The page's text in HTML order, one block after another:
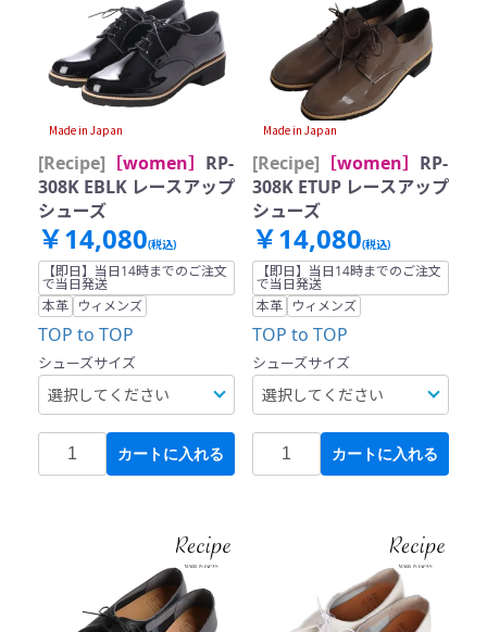
Made in Japan
[Recipe] ［women］ RP-
308K EBLK レースアップ
シューズ
￥14,080(税込)
【即日】当日14時までのご注文
で当日発送
本革 ウィメンズ
TOP to TOP
シューズサイズ
カートに入れる
Made in Japan
[Recipe] ［women］ RP-
308K ETUP レースアップ
シューズ
￥14,080(税込)
【即日】当日14時までのご注文
で当日発送
本革 ウィメンズ
TOP to TOP
シューズサイズ
カートに入れる